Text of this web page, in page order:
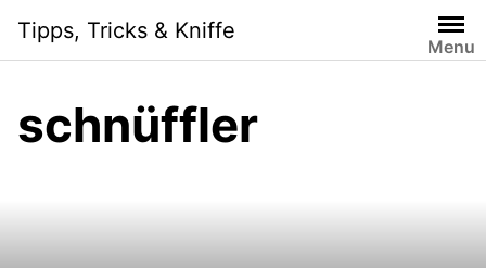
content
Tipps, Tricks & Kniffe
Menu
schnüffler